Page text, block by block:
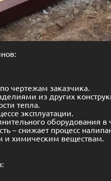
чертежам заказчика.
из других
тепла.
эксплуатации.
оборудования
– снижает процесс
и химическим веществам.